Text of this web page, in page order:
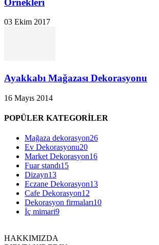
03 Ekim 2017
Ayakkabı Mağazası Dekorasyonu
16 Mayıs 2014
POPÜLER KATEGORİLER
Mağaza dekorasyon26
Ev Dekorasyonu20
Market Dekorasyon16
Fuar standı15
Dizayn13
Eczane Dekorasyon13
Cafe Dekorasyon12
Dekorasyon firmaları10
İç mimari9
HAKKIMIZDA